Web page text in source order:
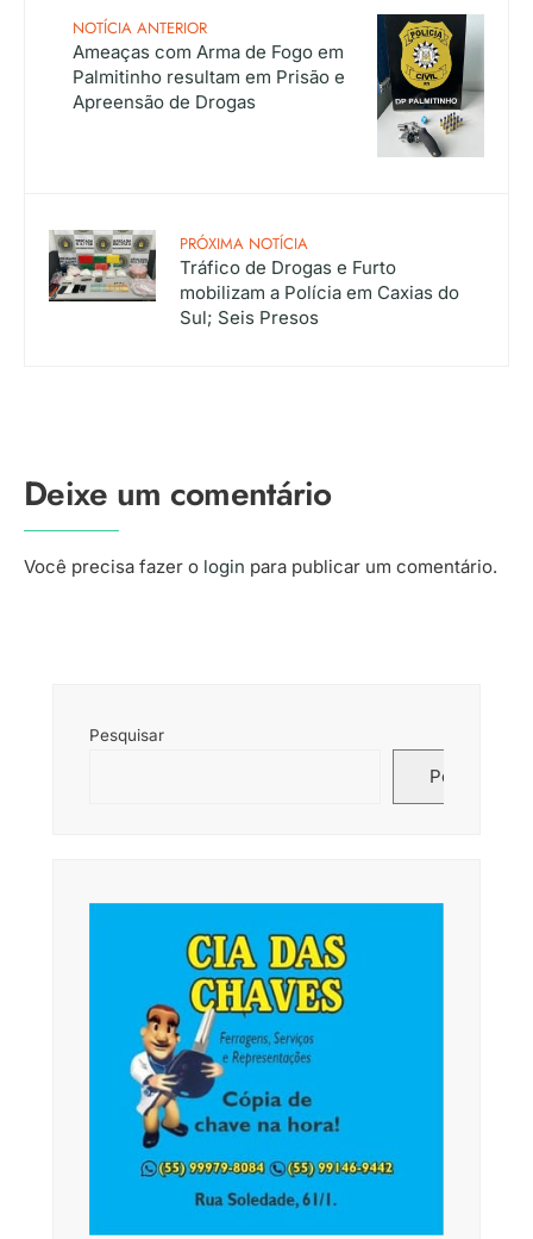
NOTÍCIA ANTERIOR
Ameaças com Arma de Fogo em
Palmitinho resultam em Prisão e
Apreensão de Drogas
PRÓXIMA NOTÍCIA
Tráfico de Drogas e Furto
mobilizam a Polícia em Caxias do
Sul; Seis Presos
Deixe um comentário
Você precisa fazer o login para publicar um comentário.
Pesquisar
Pesquisar